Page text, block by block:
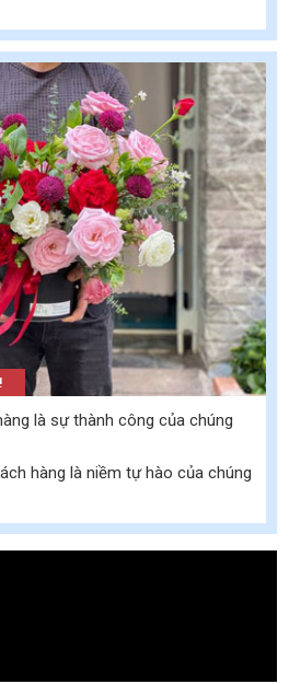
là sự thành công của chúng
hàng là niềm tự hào của chúng